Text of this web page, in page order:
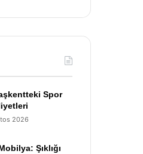
Spor
2026
Şıklığı